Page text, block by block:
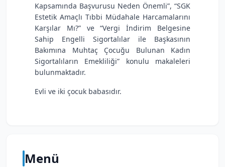
Menü
Kapsamında Başvurusu Neden Önemli”, “SGK
Estetik Amaçlı Tıbbi Müdahale Harcamalarını
Karşılar Mı?” ve “Vergi İndirim Belgesine
Sahip Engelli Sigortalılar ile Başkasının
Bakımına Muhtaç Çocuğu Bulunan Kadın
Sigortalıların Emekliliği” konulu makaleleri
bulunmaktadır.
Evli ve iki çocuk babasıdır.